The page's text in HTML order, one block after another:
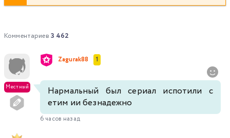
Комментариев 3 462
Местный
Zagurak88 1
Нармальный был сериал испотили с
етим ии безнадежно
6 часов назад